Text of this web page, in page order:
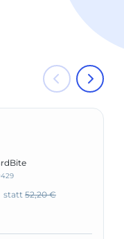
statt 52,20 €